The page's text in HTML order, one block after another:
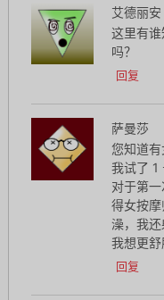
艾德丽安
这里有谁
吗？
回复
萨曼莎
您知道有
我试了 1
对于第
得女按
澡，我
我想更舒
回复